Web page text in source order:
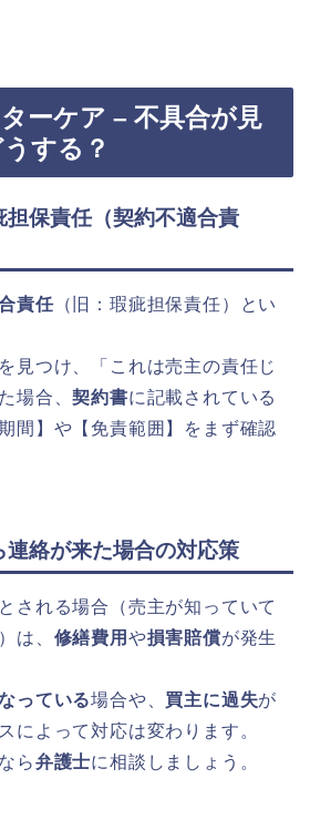
ーケア – 不具合が見
する？
担保責任（契約不適合責
責任（旧：瑕疵担保責任）とい
を見つけ、「これは売主の責任じ
場合、契約書に記載されている
間】 や【免責範囲】をまず確認
連絡が来た場合の対応策
とされる場合（売主が知っていて
は、 修繕費用 や損害賠償が発生
っている場合や、 買主に過失が
によって対応は変わります。
ら弁護士に相談しましょう。